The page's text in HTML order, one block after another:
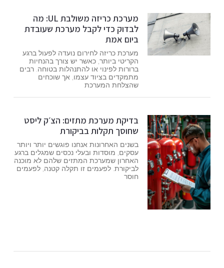
מערכת כריזה משולבת UL: מה
לבדוק כדי לקבל מערכת שעובדת
ביום אמת
מערכת כריזה לחירום נועדה לפעול ברגע
הקריטי ביותר, כאשר יש צורך בהנחיות
ברורות לפינוי או להתנהלות בטוחה. רבים
מתמקדים בציוד עצמו, אך שוכחים
שהצלחת המערכת
בדיקת מערכת מתזים: הצ׳ק ליסט
שחוסך תקלות בביקורת
בשנים האחרונות אנחנו פוגשים יותר ויותר
עסקים, מוסדות ובעלי נכסים שמגלים ברגע
האחרון שמערכת המתזים שלהם לא מוכנה
לביקורת. לפעמים זו תקלה קטנה, לפעמים
חוסר